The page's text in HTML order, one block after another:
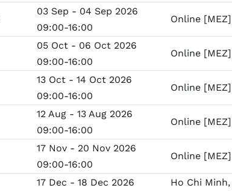
03 Sep - 04 Sep 2026
09:00-16:00
Online [MEZ]
05 Oct - 06 Oct 2026
09:00-16:00
Online [MEZ]
13 Oct - 14 Oct 2026
09:00-16:00
Online [MEZ]
12 Aug - 13 Aug 2026
09:00-16:00
Online [MEZ]
17 Nov - 20 Nov 2026
09:00-16:00
Online [MEZ]
17 Dec - 18 Dec 2026 Ho Chi Minh,